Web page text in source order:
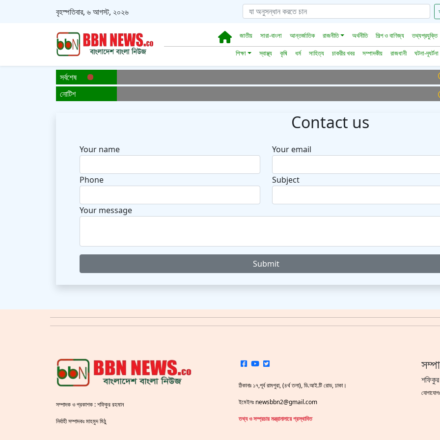
বৃহস্পতিবার, ৬ আগস্ট, ২০২৬
জাতীয় সারা-বাংলা আন্তর্জাতিক রাজনীতি অর্থনীতি শিল্প ও বাণিজ্য তথ্যপ্রযুক্তি
শিক্ষা
স্বাস্থ্য কৃষি ধর্ম সাহিত্য চাকরীর খবর সম্পাদকীয় রাজধানী ঘটনা-দূঘর্টনা
সর্বশেষ
নোটিশ
Contact us
Your name Your email
Phone Subject
Your message
Submit
সম্পাদক ও প্রকাশক : শফিকুর রহমান
নির্বাহী সম্পাদকঃ মাহমুদ মিঠু
ঠিকানাঃ ১৭,পূর্ব রামপুরা, (৪র্থ তলা), ডি.আই.টি রোড, ঢাকা।
ইমেইলঃ newsbbn2@gmail.com
তথ্য ও সম্প্রচার মন্ত্রানালায়ে প্রস্থাবিত
শফিকুর